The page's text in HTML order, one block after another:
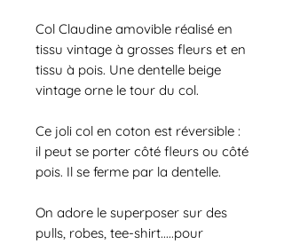
Col Claudine amovible réalisé en
tissu vintage à grosses fleurs et en
tissu à pois. Une dentelle beige
vintage orne le tour du col.
Ce joli col en coton est réversible :
il peut se porter côté fleurs ou côté
pois. Il se ferme par la dentelle.
On adore le superposer sur des
pulls, robes, tee-shirt.....pour
Translate
USEnglish
DEGerman · Deutsch